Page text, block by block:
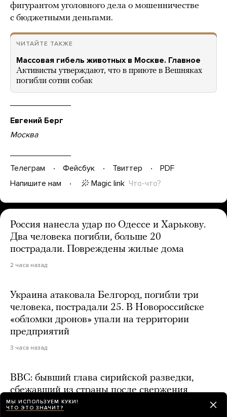
фигурантом уголовного дела о мошенничестве
с бюджетными деньгами.
ЧИТАЙТЕ ТАКЖЕ
Массовая гибель животных в Москве. Главное
Активисты утверждают, что в приюте в Вешняках
погибли сотни собак
Евгений Берг
Москва
Телеграм Фейсбук Твиттер
PDF
Напишите нам
Magic link Что-что?
Россия нанесла удар по Одессе и Харькову.
Два человека погибли, больше 20
пострадали. Повреждены жилые дома
2 часа назад
Украина атаковала Белгород, погибли три
человека, пострадали 25. В Новороссийске
«обломки дронов» упали на территории
предприятий
3 часа назад
BBC: бывший глава сирийской разведки,
сбежавший из страны после свержения
Асада, может находиться в России
МЫ ИСПОЛЬЗУЕМ КУКИ!
ЧТО ЭТО ЗНАЧИТ?